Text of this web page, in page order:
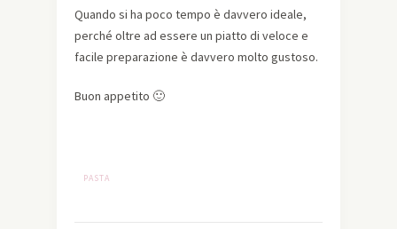
Quando si ha poco tempo è davvero ideale,
perché oltre ad essere un piatto di veloce e
facile preparazione è davvero molto gustoso.
Buon appetito 🙂
PASTA